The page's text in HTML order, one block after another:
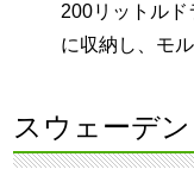
200リットル
に収納し、モ
スウェーデン